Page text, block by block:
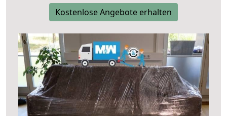
Kostenlose Angebote erhalten